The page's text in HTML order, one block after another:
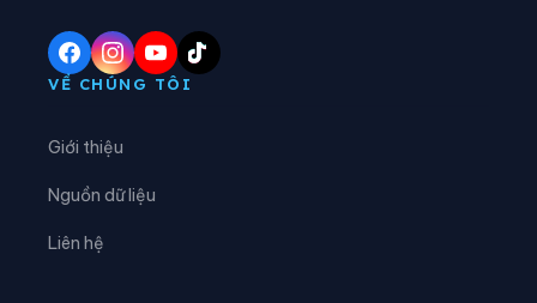
Xã Công Chính
Xã Điền Quang
VỀ CHÚNG TÔI
Giới thiệu
Nguồn dữ liệu
Liên hệ